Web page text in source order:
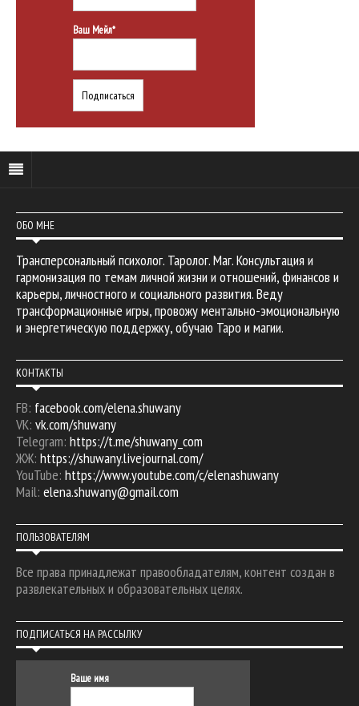
Ваш Мейл*
ОБО МНЕ
Трансперсональный психолог. Таролог. Маг. Консультация и
гармонизация по темам личной жизни и отношений, финансов и
карьеры, личностного и социального развития. Веду
трансформационные игры, провожу ментально-эмоциональную
и энергетическую поддержку, обучаю Таро и магии.
КОНТАКТЫ
FB: facebook.com/elena.shuwany
VK: vk.com/shuwany
Telegram: https://t.me/shuwany_com
ЖЖ: https://shuwany.livejournal.com/
YouTube: https://www.youtube.com/c/elenashuwany
Mail: elena.shuwany@gmail.com
ПОЛЬЗОВАТЕЛЯМ
Все права принадлежат правообладателям, контент создан в
развлекательных и образовательных целях.
ПОДПИСАТЬСЯ НА РАССЫЛКУ
Ваше имя